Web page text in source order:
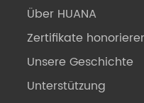
Über HUANA
Zertifikate
Unsere Geschichte
Unterstützung